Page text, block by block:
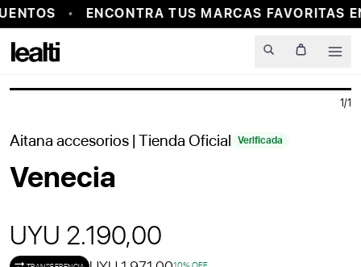
ENCONTRA TUS MARCAS FAVORITAS
PROBADOR VIRTUAL
1/1
Aitana accesorios | Tienda Oficial Verificada
Venecia
UYU 2.190,00